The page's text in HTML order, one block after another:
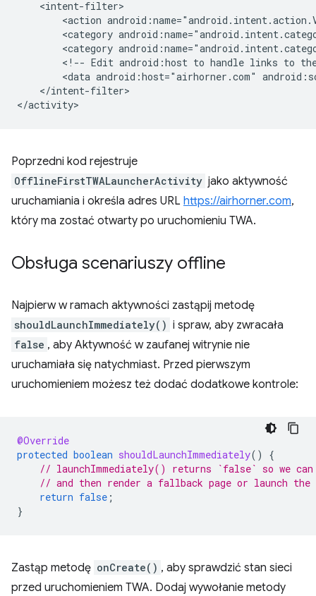
<action
<category
<category
<!-- Edit android:host to handle links to
<data android:host="airhorner.com"
</intent-filter>
Poprzedni kod rejestruje
OfflineFirstTWALauncherActivity jako aktywność
uruchamiania i określa adres URL https://airhorner.com,
który ma zostać otwarty po uruchomieniu TWA.
Obsługa scenariuszy offline
Najpierw w ramach aktywności zastąpij metodę
shouldLaunchImmediately() i spraw, aby zwracała
false , aby Aktywność w zaufanej witrynie nie
uruchamiała się natychmiast. Przed pierwszym
uruchomieniem możesz też dodać dodatkowe kontrole:
@Override
protected boolean shouldLaunchImmediately()
{
// launchImmediately() returns `false` so we can
// and then render a fallback page or launch
return false ;
}
Zastąp metodę onCreate() , aby sprawdzić stan sieci
przed uruchomieniem TWA. Dodaj wywołanie metody